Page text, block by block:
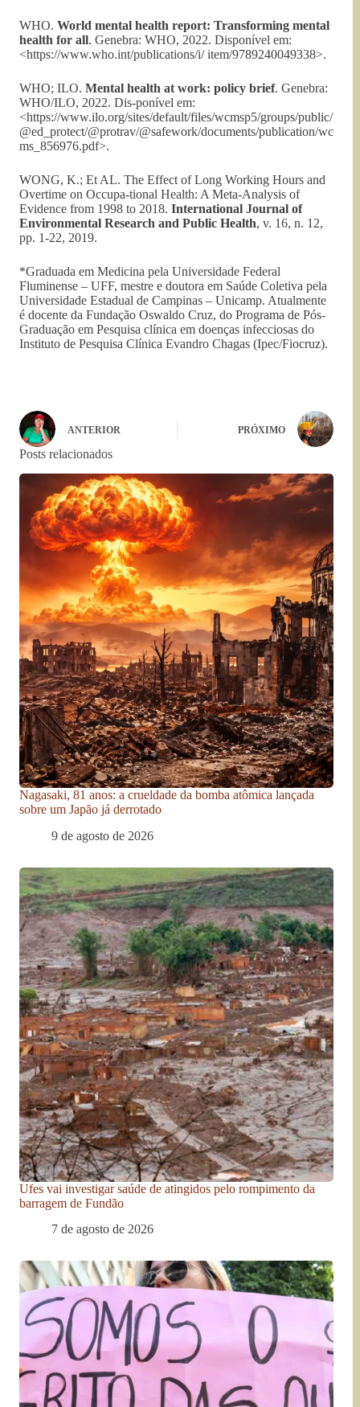
WHO. World mental health report: Transforming mental
health for all. Genebra: WHO, 2022. Disponível em:
<https://www.who.int/publications/i/ item/9789240049338>.
WHO; ILO. Mental health at work: policy brief. Genebra:
WHO/ILO, 2022. Dis-ponível em:
<https://www.ilo.org/sites/default/files/wcmsp5/groups/public/
@ed_protect/@protrav/@safework/documents/publication/wc
ms_856976.pdf>.
WONG, K.; Et AL. The Effect of Long Working Hours and
Overtime on Occupa-tional Health: A Meta-Analysis of
Evidence from 1998 to 2018. International Journal of
Environmental Research and Public Health, v. 16, n. 12,
pp. 1-22, 2019.
*Graduada em Medicina pela Universidade Federal
Fluminense – UFF, mestre e doutora em Saúde Coletiva pela
Universidade Estadual de Campinas – Unicamp. Atualmente
é docente da Fundação Oswaldo Cruz, do Programa de Pós-
Graduação em Pesquisa clínica em doenças infecciosas do
Instituto de Pesquisa Clínica Evandro Chagas (Ipec/Fiocruz).
ANTERIOR PRÓXIMO
Posts relacionados
Nagasaki, 81 anos: a crueldade da bomba atômica lançada
sobre um Japão já derrotado
9 de agosto de 2026
Ufes vai investigar saúde de atingidos pelo rompimento da
barragem de Fundão
7 de agosto de 2026